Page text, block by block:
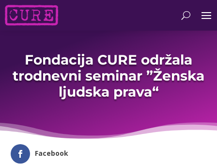
Fondacija CURE održala
trodnevni seminar ”Ženska
ljudska prava“
Facebook